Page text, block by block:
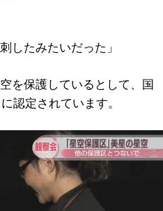
したみたいだった」
を保護しているとして、国
認定されています。